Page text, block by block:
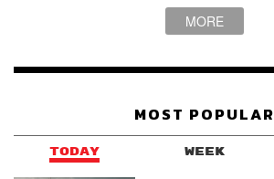
MORE
MOST POPULAR
TODAY WEEK